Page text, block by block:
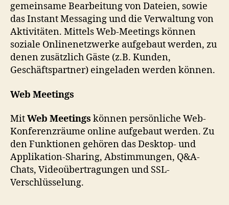
gemeinsame Bearbeitung von Dateien, sowie
das Instant Messaging und die Verwaltung von
Aktivitäten. Mittels Web-Meetings können
soziale Onlinenetzwerke aufgebaut werden, zu
denen zusätzlich Gäste (z.B. Kunden,
Geschäftspartner) eingeladen werden können.
Web Meetings
MitWeb Meetings können persönliche Web-
Konferenzräume online aufgebaut werden. Zu
den Funktionen gehören das Desktop- und
Applikation-Sharing, Abstimmungen, Q&A-
Chats, Videoübertragungen und SSL-
Verschlüsselung.